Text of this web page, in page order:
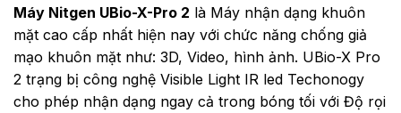
Máy Nitgen UBio-X-Pro 2 là Máy nhận dạng khuôn
mặt cao cấp nhất hiện nay với chức năng chống giả
mạo khuôn mặt như: 3D, Video, hình ảnh. UBio-X Pro
2 trạng bị công nghệ Visible Light IR led Techonogy
cho phép nhận dạng ngay cả trong bóng tối với Độ rọi